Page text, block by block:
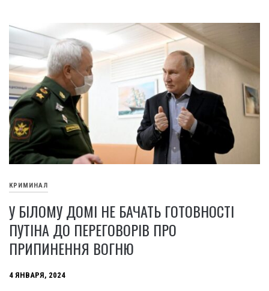
КРИМИНАЛ
У БІЛОМУ ДОМІ НЕ БАЧАТЬ ГОТОВНОСТІ
ПУТІНА ДО ПЕРЕГОВОРІВ ПРО
ПРИПИНЕННЯ ВОГНЮ
4 ЯНВАРЯ, 2024